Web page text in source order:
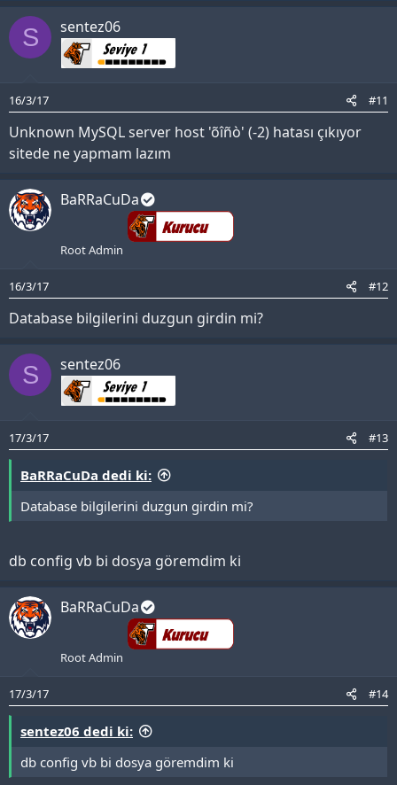
S sentez06
16/3/17 #11
Unknown MySQL server host 'õîñò' (-2) hatası çıkıyor
sitede ne yapmam lazım
BaRRaCuDa
Root Admin
16/3/17 #12
Database bilgilerini duzgun girdin mi?
S sentez06
17/3/17 #13
BaRRaCuDa dedi ki:
Database bilgilerini duzgun girdin mi?
db config vb bi dosya göremdim ki
BaRRaCuDa
Root Admin
17/3/17 #14
sentez06 dedi ki:
db config vb bi dosya göremdim ki